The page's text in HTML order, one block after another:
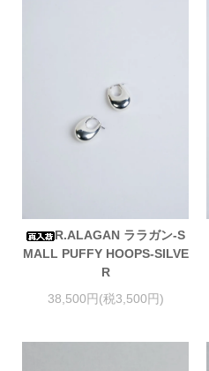
R.ALAGAN ララガン-S
MALL PUFFY HOOPS-SILVE
R
38,500円(税3,500円)